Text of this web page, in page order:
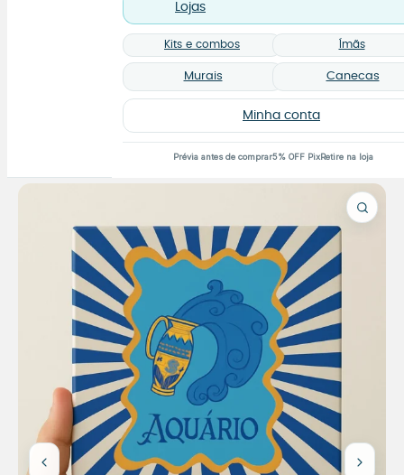
Lojas
Kits e combos Ímãs
Murais Canecas
Minha conta
Prévia antes de comprar5% OFF PixRetire na loja